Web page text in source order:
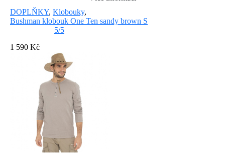
DOPLŇKY, Klobouky,
Bushman klobouk One Ten sandy brown S
5/5
1 590 Kč